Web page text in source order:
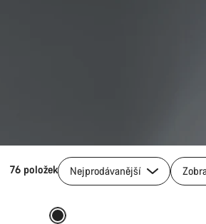
76 položek NejprodávanějšíRychlý výběr